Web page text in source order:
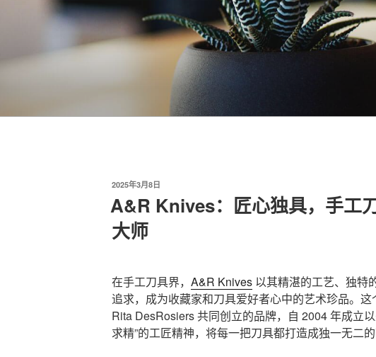
发
于
2025年3月8日
A&R Knives：匠心独具，手工
大师
在手工刀具界， A&R Knives以其精湛的工艺、独特
追求，成为收藏家和刀具爱好者心中的艺术珍品。
Rita DesRosiers 共同创立的品牌，自 2004 年成立
求精”的工匠精神，将每一把刀具都打造成独一无二的